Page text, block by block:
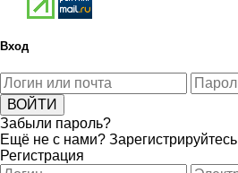
Вход
Забыли пароль?
Ещё не с нами? Зарегистрируйтесь
Регистрация